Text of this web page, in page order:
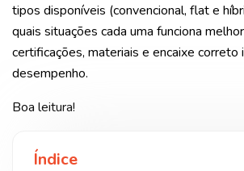
tipos disponíveis (convencional, flat e
quais situações cada uma funciona
certificações, materiais e encaixe correto
desempenho.
Boa leitura!
Índice